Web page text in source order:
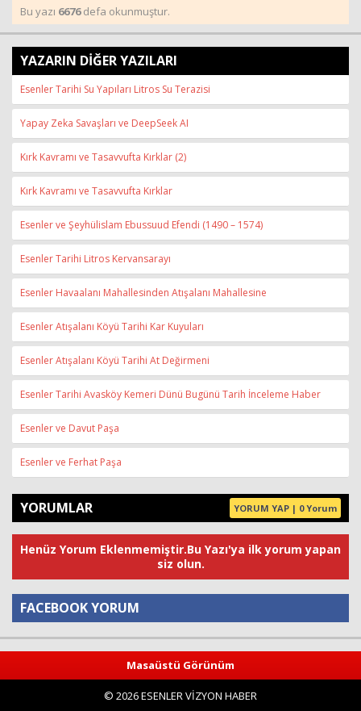
Bu yazı 6676defa okunmuştur.
YAZARIN DİĞER YAZILARI
Esenler Tarihi Su Yapıları Litros Su Terazisi
Yapay Zeka Savaşları ve DeepSeek AI
Kırk Kavramı ve Tasavvufta Kırklar (2)
Kırk Kavramı ve Tasavvufta Kırklar
Esenler ve Şeyhülislam Ebussuud Efendi (1490 – 1574)
Esenler Tarihi Litros Kervansarayı
Esenler Havaalanı Mahallesinden Atışalanı Mahallesine
Esenler Atışalanı Köyü Tarihi Kar Kuyuları
Esenler Atışalanı Köyü Tarihi At Değirmeni
Esenler Tarihi Avasköy Kemeri Dünü Bugünü Tarih İnceleme Haber
Esenler ve Davut Paşa
Esenler ve Ferhat Paşa
YORUMLAR YORUM YAP | 0 Yorum
Henüz Yorum Eklenmemiştir.Bu Yazı'ya ilk yorum yapan
siz olun.
FACEBOOK YORUM
Masaüstü Görünüm
© 2026 ESENLER VİZYON HABER